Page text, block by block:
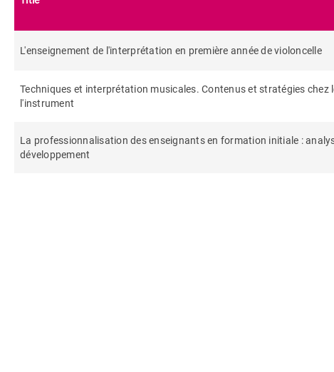
L'enseignement de l'interprétation en première année de violoncelle
Techniques et interprétation musicales. Contenus et stratégies
l'instrument
La professionnalisation des enseignants en formation initiale :
développement